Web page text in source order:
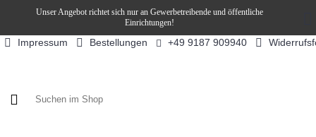
Unser Angebot richtet sich nur an Gewerbetreibende und öffentliche
Einrichtungen!
Impressum Bestellungen +49 9187 909940